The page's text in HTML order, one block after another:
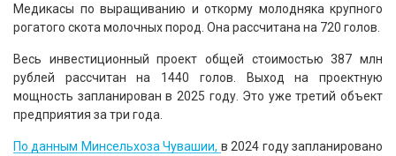
Медикасы по выращиванию и откорму молодняка крупного
рогатого скота молочных пород. Она рассчитана на 720 голов.
Весь инвестиционный проект общей стоимостью 387 млн
рублей рассчитан на 1440 голов. Выход на проектную
мощность запланирован в 2025 году. Это уже третий объект
предприятия за три года.
По данным Минсельхоза Чувашии, в 2024 году запланировано